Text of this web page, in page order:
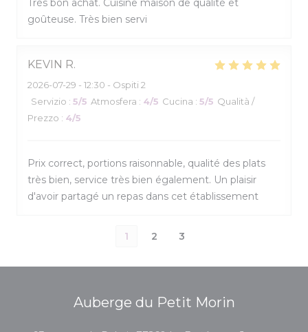
Très bon achat. Cuisine maison de qualité et
goûteuse. Très bien servi
KEVIN R
2026-07-29 - 12:30 - Ospiti 2
Servizio : 5/5 Atmosfera : 4/5 Cucina : 5/5 Qualità /
Prezzo : 4/5
Prix correct, portions raisonnable, qualité des plats
très bien, service très bien également. Un plaisir
d'avoir partagé un repas dans cet établissement
1 2 3
Auberge du Petit Morin